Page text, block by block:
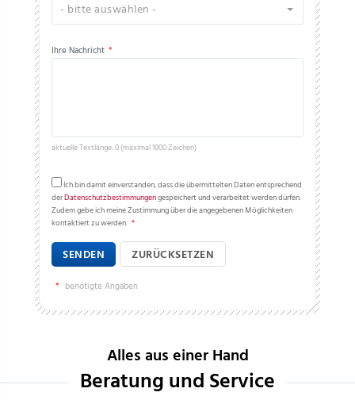
- bitte auswählen -
Ihre Nachricht *
aktuelle Textlänge: 0 (maximal 1000 Zeichen)
Ich bin damit einverstanden, dass die übermittelten Daten entsprechend
derDatenschutzbestimmungengespeichert und verarbeitet werden dürfen.
Zudem gebe ich meine Zustimmung über die angegebenen Möglichkeiten
kontaktiert zu werden. *
SENDEN ZURÜCKSETZEN
* benötigte Angaben
Alles aus einer Hand
Beratung und Service